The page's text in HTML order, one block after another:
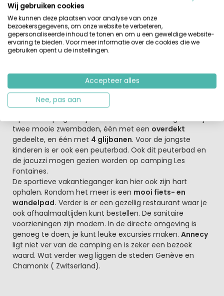
voor sportieve uitstapjes. Het kleine dorpje Chaparon
grenst aan de camping en de winkels liggen 3 km
verderop. Neem vanuit Duingt het landweggetje naar
Lathuile en je komt vanzelf bij camping Les Fontaines en
bij het Meer van Annecy. In het laagseizoen is het op het
terrein heerlijk rustig. In juli en augustus gaat het er wat
prima naar hun zin hebben.
Klein en vriendelijk, met een schitterend uitzicht op de
Franse Alpen
twee mooie zwembaden, één met een overdekt
gedeelte, en één met 4 glijbanen. Voor de jongste
kinderen is er ook een peuterbad. Ook dit peuterbad en
de jacuzzi mogen gezien worden op camping Les
Fontaines.
De sportieve vakantieganger kan hier ook zijn hart
ophalen. Rondom het meer is een mooi fiets- en
wandelpad. Verder is er een gezellig restaurant waar je
ook afhaalmaaltijden kunt bestellen. De sanitaire
voorzieningen zijn modern. In de directe omgeving is
genoeg te doen, je kunt leuke excursies maken. Annecy
ligt niet ver van de camping en is zeker een bezoek
waard. Wat verder weg liggen de steden Genève en
Chamonix ( Zwitserland).
Wij gebruiken cookies
We kunnen deze plaatsen voor analyse van onze
bezoekersgegevens, om onze website te verbeteren,
gepersonaliseerde inhoud te tonen en om u een geweldige website-
ervaring te bieden. Voor meer informatie over de cookies die we
gebruiken opent u de instellingen.
Accepteer alles
Nee, pas aan